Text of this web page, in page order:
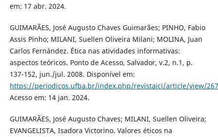
em: 17 abr. 2024.
GUIMARÃES, José Augusto Chaves Guimarães; PINHO, Fabio
Assis Pinho; MILANI, Suellen Oliveira Milani; MOLINA, Juan
Carlos Fernández. Ética nas atividades informativas:
aspectos teóricos. Ponto de Acesso, Salvador, v.2, n.1, p.
137-152, jun./jul. 2008. Disponível em:
https://periodicos.ufba.br/index.php/revistaici/article/view/
Acesso em: 14 jan. 2024.
GUIMARÃES, José Augusto Chaves; MILANI, Suellen Oliveira;
EVANGELISTA, Isadora Victorino. Valores éticos na